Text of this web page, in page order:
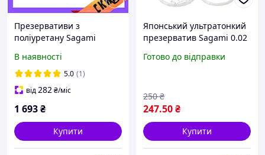
Презервативи з
поліуретану Sagami
(10 шт.) Puls69 | Puls69
В наявності
5.0 (1)
від282₴/міс
1 693₴
Купити
Японський ультратонкий
презерватив Sagami 0.02
шт.) Секс-іграшки секс-
Готово до відправки
247.50₴
250 ₴
Купити